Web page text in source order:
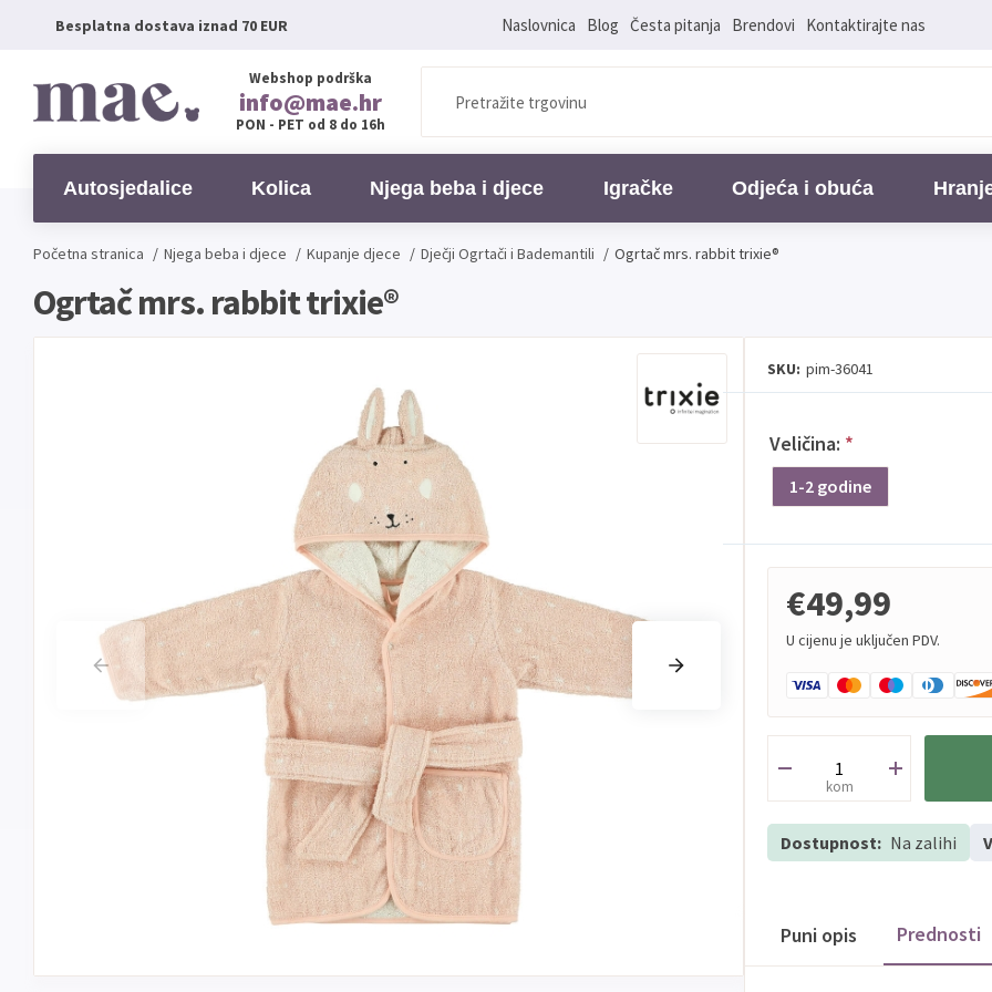
Besplatna dostava iznad 70 EUR Naslovnica Blog Česta pitanja Brendovi Kontaktirajte nas
Webshop podrška
info@mae.hr
PON - PET od 8 do 16h
Autosjedalice Kolica Njega beba i djece Igračke Odjeća i obuća
Početna stranica / Njega beba i djece / Kupanje djece / Dječji Ogrtači i Bademantili / Ogrtač mrs. rabbit trixie®
Ogrtač mrs. rabbit trixie®
SKU: pim-36041
Veličina: *
1-2 godine
€49,99
U cijenu je uključen PDV.
kom
Dostupnost: Na zalihi
Puni opis Prednosti